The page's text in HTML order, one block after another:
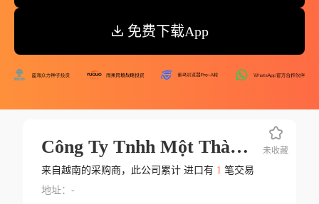
免费下载App
Công Ty Tnhh Một Thành Viên Triệu Phú Lộc
来自越南的采购商，此公司累计 进口有 1 笔交易
地址：-
未收藏